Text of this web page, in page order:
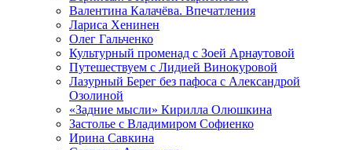
Валентина Калачёва. Впечатления
Лариса Хенинен
Олег Гальченко
Культурный променад с Зоей Арнаутовой
Путешествуем с Лидией Винокуровой
Лазурный Берег без пафоса с Александрой
Озолиной
«Задние мысли» Кирилла Олюшкина
Застолье с Владимиром Софиенко
Ирина Савкина